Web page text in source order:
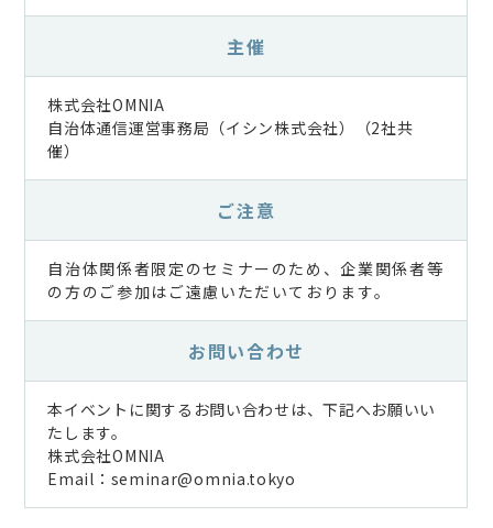
主催
株式会社OMNIA
自治体通信運営事務局（イシン株式会社）（2社共
催）
ご注意
自治体関係者限定のセミナーのため、企業関係者等
の方のご参加はご遠慮いただいております。
お問い合わせ
本イベントに関するお問い合わせは、下記へお願いい
たします。
株式会社OMNIA
Email：seminar@omnia.tokyo